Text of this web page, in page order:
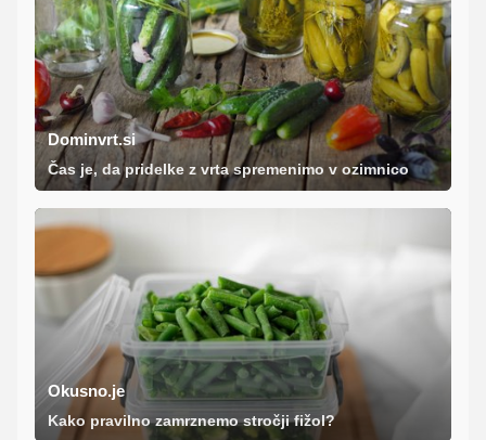
Dominvrt.si
Čas je, da pridelke z vrta spremenimo v ozimnico
Okusno.je
Kako pravilno zamrznemo stročji fižol?